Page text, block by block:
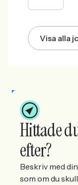
Visa alla
Hittade
efter?
Beskriv med
som om du